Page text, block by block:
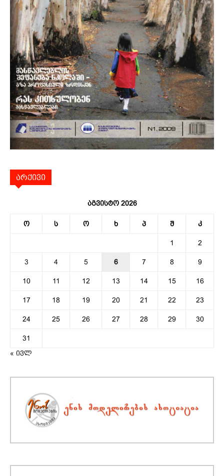
არქივი
აგვისტო 2026
ო ს ო ხ პ შ კ
1 2
3 4 5 6 7 8 9
10 11 12 13 14 15 16
17 18 19 20 21 22 23
24 25 26 27 28 29 30
31
« ივლ